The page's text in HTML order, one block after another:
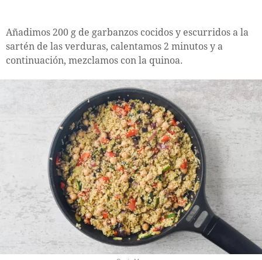
Añadimos 200 g de garbanzos cocidos y escurridos a la
sartén de las verduras, calentamos 2 minutos y a
continuación, mezclamos con la quinoa.